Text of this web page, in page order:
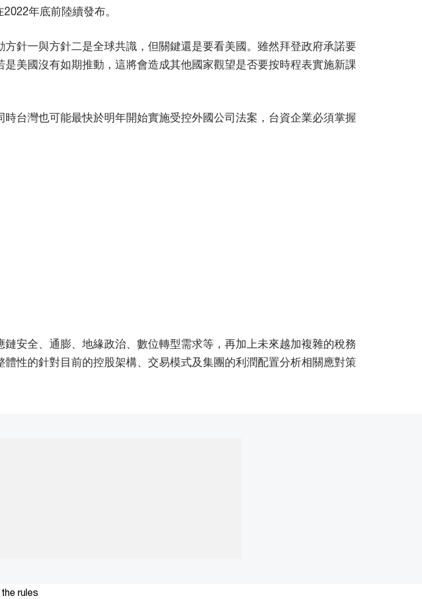
年底前陸續發布。
針一與方針二是全球共識，但關鍵還是要看美國。雖然拜登政府承諾要
美國沒有如期推動，這將會造成其他國家觀望是否要按時程表實施新課
台灣也可能最快於明年開始實施受控外國公司法案，台資企業必須掌握
安全、通膨、地緣政治、數位轉型需求等，再加上未來越加複雜的稅務
性的針對目前的控股架構、交易模式及集團的利潤配置分析相關應對策
rules